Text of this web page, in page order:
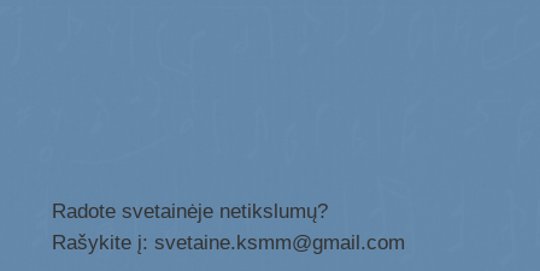
Radote svetainėje netikslumų?
Rašykite į: svetaine.ksmm@gmail.com